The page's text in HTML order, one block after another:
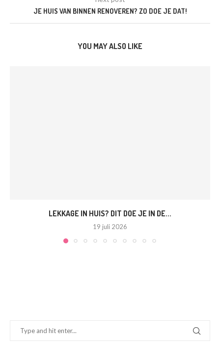
JE HUIS VAN BINNEN RENOVEREN? ZO DOE JE DAT!
YOU MAY ALSO LIKE
LEKKAGE IN HUIS? DIT DOE JE IN DE...
19 juli 2026